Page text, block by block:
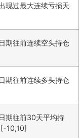
现过最大连续亏损天
期往前连续空头持仓
期往前连续多头持仓
期往前30天平均持
10,10]